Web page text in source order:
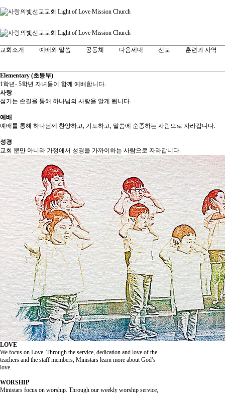
교회소개 예배와 말씀 공동체 다음세대 선교 훈련과 사역
Elementary (초등부)
1학년- 5학년 자녀들이 함께 예배합니다.
사랑
섬기는 손길을 통해 하나님의 사랑을 알게 됩니다.
예배
예배를 통해 하나님께 찬양하고, 기도하고, 말씀에 순종하는 사람으로 자라갑니다.
성경
교회 뿐만 아니라 가정에서 성경을 가까이하는 사람으로 자라갑니다.
LOVE
We focus on Love. Through the service, dedication and love of the
teachers and the staff members, Ministars learn more about God’s
love.
WORSHIP
Ministars focus on worship. Through our weekly worship service,